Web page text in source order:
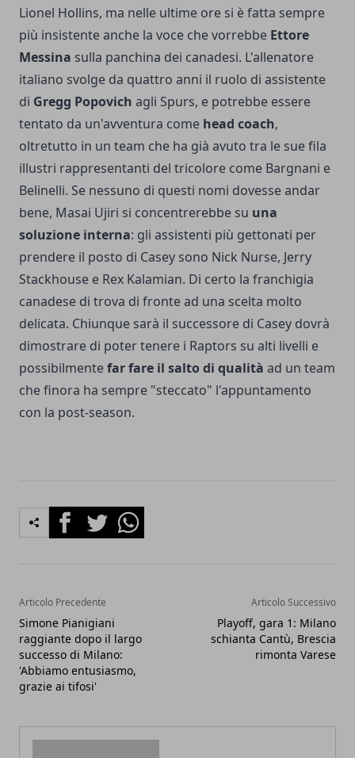
Lionel Hollins, ma nelle ultime ore si è fatta sempre
più insistente anche la voce che vorrebbe Ettore
Messina sulla panchina dei canadesi. L'allenatore
italiano svolge da quattro anni il ruolo di assistente
di Gregg Popovich agli Spurs, e potrebbe essere
tentato da un'avventura come head coach,
oltretutto in un team che ha già avuto tra le sue fila
illustri rappresentanti del tricolore come Bargnani e
Belinelli. Se nessuno di questi nomi dovesse andar
bene, Masai Ujiri si concentrerebbe su una
soluzione interna: gli assistenti più gettonati per
prendere il posto di Casey sono Nick Nurse, Jerry
Stackhouse e Rex Kalamian. Di certo la franchigia
canadese di trova di fronte ad una scelta molto
delicata. Chiunque sarà il successore di Casey dovrà
dimostrare di poter tenere i Raptors su alti livelli e
possibilmentefar fare il salto di qualità ad un team
che finora ha sempre "steccato" l'appuntamento
con la post-season.
FacebookTwitterWhatsapp
Articolo Precedente
Simone Pianigiani
raggiante dopo il largo
successo di Milano:
'Abbiamo entusiasmo,
grazie ai tifosi'
Articolo Successivo
Playoff, gara 1: Milano
schianta Cantù, Brescia
rimonta Varese